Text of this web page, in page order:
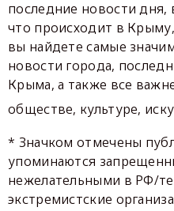
последние новости дня,
что происходит в
вы найдете самые
новости города,
Крыма, а также все
обществе, культуре,
* Значком отмечены
упоминаются
нежелательными в РФ/
экстремистские